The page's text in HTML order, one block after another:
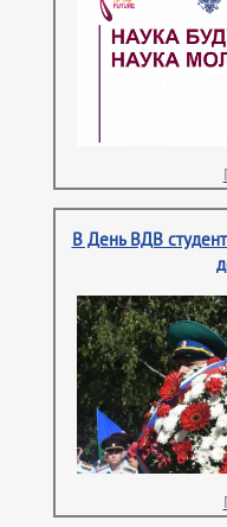
В День ВДВ